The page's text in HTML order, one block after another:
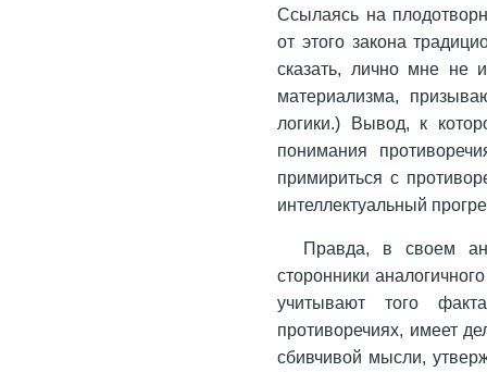
Ссылаясь на
от этого закона
сказать, лично мне не
материализма,
логики.) Вывод, к
понимания
примириться с
интеллектуальный
Правда, в своем
сторонники
учитывают того
противоречиях, имеет
сбивчивой мысли,